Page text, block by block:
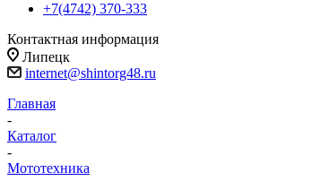
+7(4742) 370-333
Контактная информация
Липецк
internet@shintorg48.ru
Главная
-
Каталог
-
Мототехника